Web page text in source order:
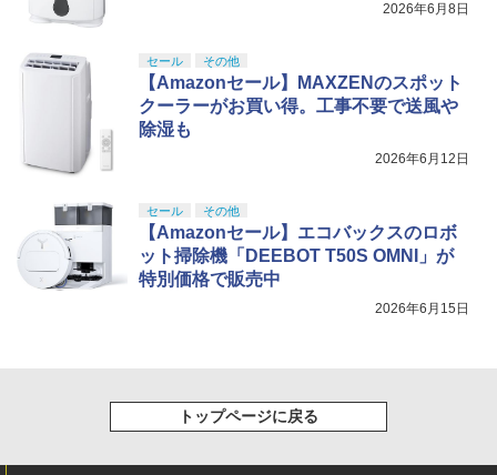
2026年6月8日
セール その他
【Amazonセール】MAXZENのスポット
クーラーがお買い得。工事不要で送風や
除湿も
2026年6月12日
セール その他
【Amazonセール】エコバックスのロボ
ット掃除機「DEEBOT T50S OMNI」が
特別価格で販売中
2026年6月15日
トップページに戻る